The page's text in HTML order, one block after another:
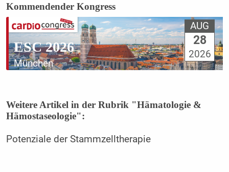
Kommendender Kongress
ESC 2026
München
AUG
28
2026
Weitere Artikel in der Rubrik "Hämatologie &
Hämostaseologie":
Potenziale der Stammzelltherapie